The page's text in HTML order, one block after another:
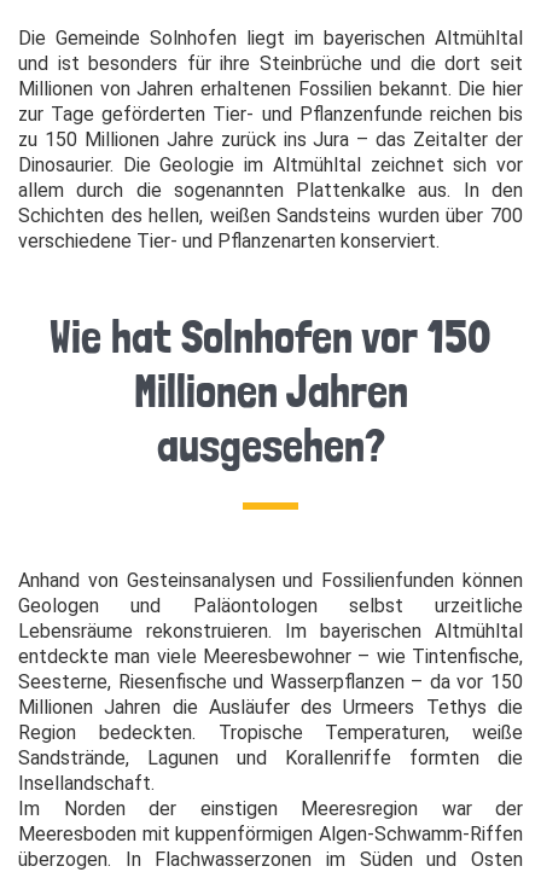
Die Gemeinde Solnhofen liegt im bayerischen Altmühltal
und ist besonders für ihre Steinbrüche und die dort seit
Millionen von Jahren erhaltenen Fossilien bekannt. Die hier
zur Tage geförderten Tier- und Pflanzenfunde reichen bis
zu 150 Millionen Jahre zurück ins Jura – das Zeitalter der
Dinosaurier. Die Geologie im Altmühltal zeichnet sich vor
allem durch die sogenannten Plattenkalke aus. In den
Schichten des hellen, weißen Sandsteins wurden über 700
verschiedene Tier- und Pflanzenarten konserviert.
Wie hat Solnhofen vor 150
Millionen Jahren
ausgesehen?
Anhand von Gesteinsanalysen und Fossilienfunden können
Geologen und Paläontologen selbst urzeitliche
Lebensräume rekonstruieren. Im bayerischen Altmühltal
entdeckte man viele Meeresbewohner – wie Tintenfische,
Seesterne, Riesenfische und Wasserpflanzen – da vor 150
Millionen Jahren die Ausläufer des Urmeers Tethys die
Region bedeckten. Tropische Temperaturen, weiße
Sandstrände, Lagunen und Korallenriffe formten die
Insellandschaft.
Im Norden der einstigen Meeresregion war der
Meeresboden mit kuppenförmigen Algen-Schwamm-Riffen
überzogen. In Flachwasserzonen im Süden und Osten